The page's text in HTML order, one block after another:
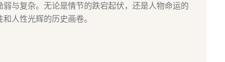
与复杂。无论是情节的跌宕起伏，还是人物命运的
人性光辉的历史画卷。